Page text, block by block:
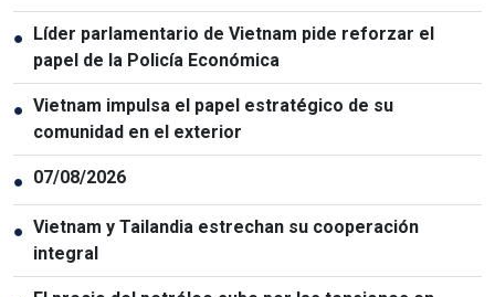
● Líder parlamentario de Vietnam pide reforzar el
papel de la Policía Económica
● Vietnam impulsa el papel estratégico de su
comunidad en el exterior
● 07/08/2026
● Vietnam y Tailandia estrechan su cooperación
integral